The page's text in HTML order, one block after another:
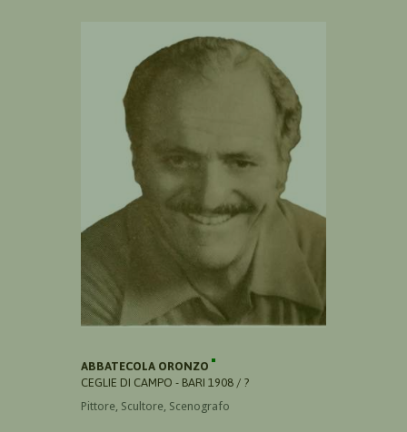
ABBATECOLA ORONZO
CEGLIE DI CAMPO - BARI 1908 / ?
Pittore, Scultore, Scenografo